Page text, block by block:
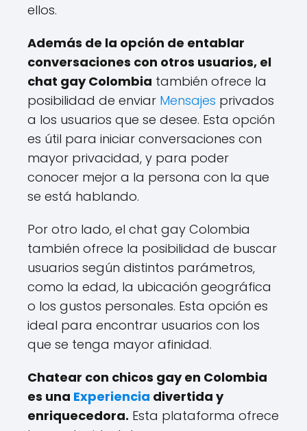
ellos.
Además de la opción de entablar
conversaciones con otros usuarios, el
chat gay Colombia también ofrece la
posibilidad de enviar Mensajes privados
a los usuarios que se desee. Esta opción
es útil para iniciar conversaciones con
mayor privacidad, y para poder
conocer mejor a la persona con la que
se está hablando.
Por otro lado, el chat gay Colombia
también ofrece la posibilidad de buscar
usuarios según distintos parámetros,
como la edad, la ubicación geográfica
o los gustos personales. Esta opción es
ideal para encontrar usuarios con los
que se tenga mayor afinidad.
Chatear con chicos gay en Colombia
es una Experiencia divertida y
enriquecedora. Esta plataforma ofrece